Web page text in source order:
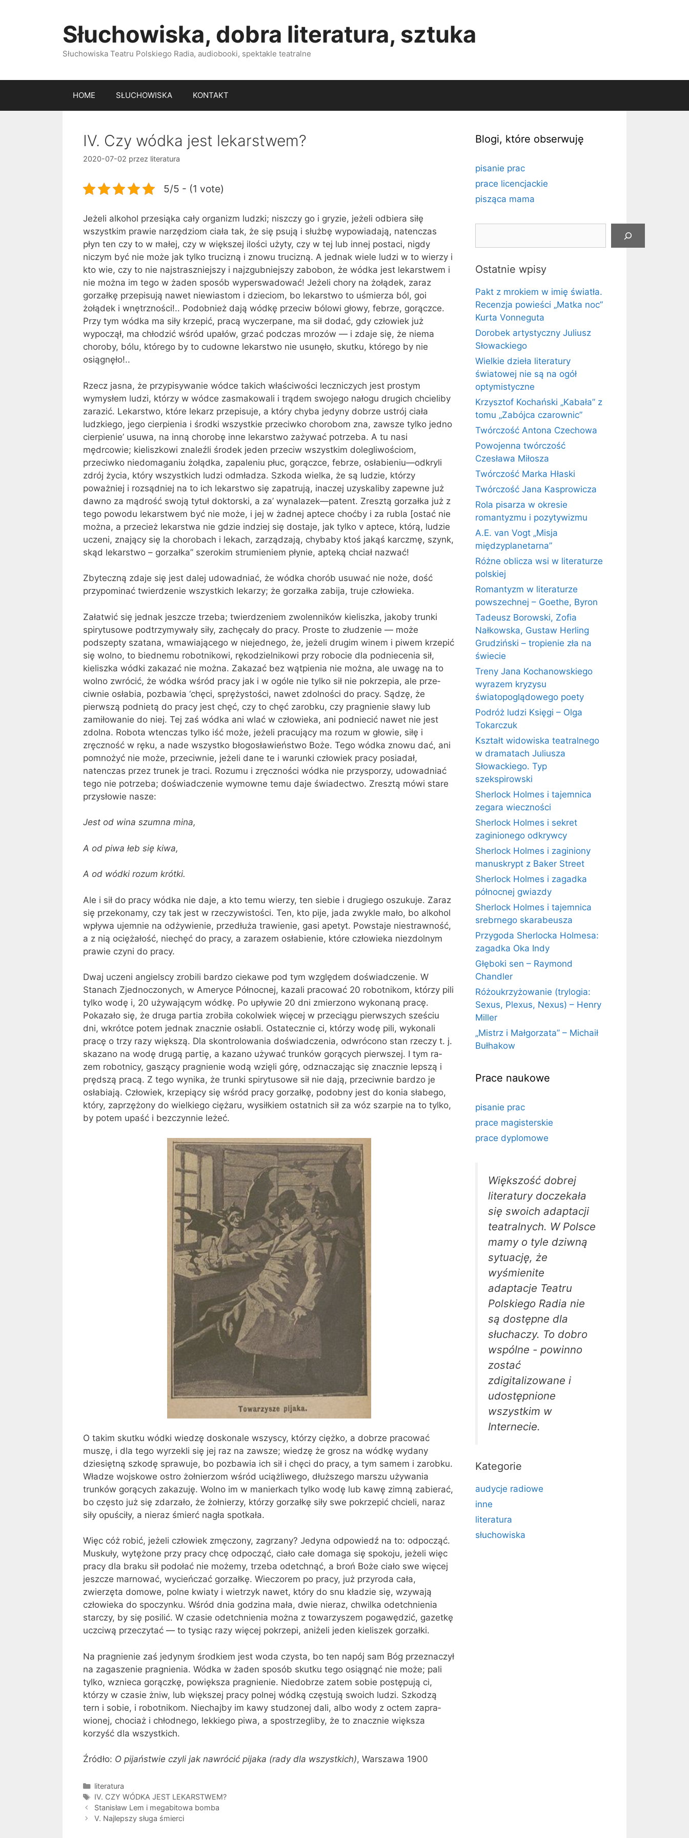
Słuchowiska, dobra literatura, sztuka
Słuchowiska Teatru Polskiego Radia, audiobooki, spektakle teatralne
HOME SŁUCHOWISKA KONTAKT
IV. Czy wódka jest lekarstwem?
2020-07-02 przez literatura
5/5 - (1 vote)
Jeżeli alkohol przesiąka cały organizm ludzki; niszczy go i gryzie, jeżeli odbiera siłę
wszystkim prawie narzędziom ciała tak, że się psują i służbę wypowiadają, natenczas
płyn ten czy to w małej, czy w większej ilości użyty, czy w tej lub innej postaci, nigdy
niczym być nie może jak tylko trucizną i znowu trucizną. A je­dnak wiele ludzi w to wierzy i
kto wie, czy to nie najstraszniejszy i najzgubniejszy zabobon, że wódka jest lekarstwem i
nie można im tego w żaden sposób wy­perswadować! Jeżeli chory na żołądek, zaraz
gorzałkę przepisują nawet niewia­stom i dzieciom, bo lekarstwo to uśmierza ból, goi
żołądek i wnętrzności!.. Podobnież dają wódkę przeciw bólowi głowy, febrze, gorączce.
Przy tym wódka ma siły krze­pić, pracą wyczerpane, ma sił dodać, gdy człowiek już
wypoczął, ma chłodzić wśród upałów, grzać podczas mrozów — i zdaje się, że niema
choroby, bólu, którego by to cudowne lekarstwo nie usunęło, skutku, którego by nie
osiągnęło!..
Rzecz jasna, że przypisywanie wódce takich właściwości leczniczych jest pro­stym
wymysłem ludzi, którzy w wódce zasmakowali i trądem swojego nałogu dru­gich chcieliby
zarazić. Lekarstwo, które lekarz przepisuje, a który chyba jedyny dobrze ustrój ciała
ludzkiego, jego cier­pienia i środki wszystkie przeciwko chorobom zna, zawsze tylko jedno
cierpienie’ usuwa, na inną chorobę inne lekarstwo zażywać potrzeba. A tu nasi
mędrcowie; kieliszkowi znaleźli środek jeden przeciw wszystkim dolegliwościom,
przeciwko nie­domaganiu żołądka, zapaleniu płuc, gorączce, febrze, osłabieniu—odkryli
zdrój życia, który wszystkich ludzi odmładza. Szkoda wielka, że są ludzie, którzy
poważniej i rozsądniej na to ich lekarstwo się zapatrują, inaczej uzyskaliby zapewne już
daw­no za mądrość swoją tytuł doktorski, a za’ wynalazek—patent. Zresztą gorzałka już z
tego powodu lekarstwem być nie może, i jej w żadnej aptece choćby i za rubla [ostać nie
można, a przecież lekarstwa nie gdzie indziej się dostaje, jak tylko v aptece, którą, ludzie
uczeni, znający się la chorobach i lekach, zarządzają, chybaby ktoś jakąś karczmę, szynk,
skąd lekarstwo – gorzałka” szerokim strumieniem płynie, apteką chciał nazwać!
Zbyteczną zdaje się jest dalej udo­wadniać, że wódka chorób usuwać nie noże, dość
przypominać twierdzenie wszystkich lekarzy; że gorzałka zabija, truje człowieka.
Załatwić się jednak jeszcze trzeba; twierdzeniem zwolenników kieliszka, ja­koby trunki
spirytusowe podtrzymywały siły, zachęcały do pracy. Proste to złudzenie — może
podszepty szatana, wma­wiającego w niejednego, że, jeżeli drugim winem i piwem krzepić
się wolno, to biednemu robotnikowi, rękodzielnikowi przy robocie dla podniecenia sił,
kieliszka wódki zakazać nie można. Zakazać bez wątpienia nie można, ale uwagę na to
wolno zwrócić, że wódka wśród pracy jak i w ogóle nie tylko sił nie pokrzepia, ale prze­
ciwnie osłabia, pozbawia ‘chęci, sprężysto­ści, nawet zdolności do pracy. Sądzę, że
pierwszą podnietą do pracy jest chęć, czy to chęć zarobku, czy pragnienie sławy lub
zamiłowanie do niej. Tej zaś wódka ani wlać w człowieka, ani podniecić na­wet nie jest
zdolna. Robota wtenczas tyl­ko iść może, jeżeli pracujący ma rozum w głowie, siłę i
zręczność w ręku, a nade wszystko błogosławieństwo Boże. Tego wódka znowu dać, ani
pomnożyć nie może, przeciwnie, jeżeli dane te i warunki czło­wiek pracy posiadał,
natenczas przez tru­nek je traci. Rozumu i zręczności wódka nie przysporzy, udowadniać
tego nie po­trzeba; doświadczenie wymowne temu daje świadectwo. Zresztą mówi stare
przysło­wie nasze:
Jest od wina szumna mina,
A od piwa łeb się kiwa,
A od wódki rozum krótki.
Ale i sił do pracy wódka nie daje, a kto temu wierzy, ten siebie i drugiego oszukuje. Zaraz
się przekonamy, czy tak jest w rzeczywistości. Ten, kto pije, jada zwykle mało, bo alkohol
wpływa ujem­nie na odżywienie, przedłuża trawienie, gasi apetyt. Powstaje niestrawność,
a z nią ociężałość, niechęć do pracy, a zarazem osłabienie, które człowieka niezdolnym
pra­wie czyni do pracy.
Dwaj uczeni angielscy zrobili bardzo ciekawe pod tym względem doświadczenie. W
Stanach Zjednoczonych, w Ameryce Północnej, kazali pracować 20 robotnikom, którzy pili
tylko wodę i, 20 używającym wódkę. Po upływie 20 dni zmierzono wy­konaną pracę.
Pokazało się, że druga partia zrobiła cokolwiek więcej w przeciągu pierwszych sześciu
dni, wkrótce potem jednak znacznie osłabli. Ostatecznie ci, któ­rzy wodę pili, wykonali
pracę o trzy razy większą. Dla skontrolowania doświadcze­nia, odwrócono stan rzeczy t. j.
skazano na wodę drugą partię, a kazano używać trunków gorących pierwszej. I tym ra­
zem robotnicy, gaszący pragnienie wodą wzięli górę, odznaczając się znacznie lep­szą i
prędszą pracą. Z tego wynika, że trunki spirytusowe sił nie dają, przeciwnie bardzo je
osłabiają. Człowiek, krzepiący się wśród pracy gorzałkę, podobny jest do konia słabego,
który, zaprzężony do wiel­kiego ciężaru, wysiłkiem ostatnich sił za wóz szarpie na to tylko,
by potem upaść i bezczynnie leżeć.
O takim skutku wódki wiedzę dosko­nale wszyscy, którzy ciężko, a dobrze pra­cować
muszę, i dla tego wyrzekli się jej raz na zawsze; wiedzę że grosz na wód­kę wydany
dziesiętną szkodę sprawuje, bo pozbawia ich sił i chęci do pracy, a tym samem i zarobku.
Władze wojskowe ostro żołnierzom wśród uciążliwego, dłuższego marszu używania
trunków gorących zaka­zuję. Wolno im w manierkach tylko wo­dę lub kawę zimną zabierać,
bo często już się zdarzało, że żołnierzy, którzy gorzałkę siły swe pokrzepić chcieli, naraz
siły opuści­ły, a nieraz śmierć nagła spotkała.
Więc cóż robić, jeżeli człowiek zmęczo­ny, zagrzany? Jedyna odpowiedź na to: odpocząć.
Muskuły, wytężone przy pracy chcę odpocząć, ciało całe domaga się spo­koju, jeżeli więc
pracy dla braku sił po­dołać nie możemy, trzeba odetchnąć, a broń Boże ciało swe więcej
jeszcze marnować, wycieńczać gorzałkę. Wieczorem po pra­cy, już przyroda cała,
zwierzęta domowe, polne kwiaty i wietrzyk nawet, który do snu kładzie się, wzywają
człowieka do spoczynku. Wśród dnia godzina mała, dwie nieraz, chwilka odetchnienia
starczy, by się posilić. W czasie odetchnienia można z towarzyszem pogawędzić, ga­zetkę
uczciwą przeczytać — to tysiąc ra­zy więcej pokrzepi, aniżeli jeden kieliszek gorzałki.
Na pragnienie zaś jedynym środkiem jest woda czysta, bo ten napój sam Bóg przeznaczył
na zagaszenie pragnienia. Wódka w żaden sposób skutku tego osią­gnąć nie może; pali
tylko, wznieca gorą­czkę, powiększa pragnienie. Niedobrze za­tem sobie postępują ci,
którzy w czasie żniw, lub większej pracy polnej wódką częstują swoich ludzi. Szkodzą
tern i so­bie, i robotnikom. Niechajby im kawy studzonej dali, albo wody z octem zapra­
wionej, chociaż i chłodnego, lekkiego pi­wa, a spostrzegliby, że to znacznie większa
korzyść dla wszystkich.
Źródło: O pijaństwie czyli jak nawrócić pijaka (rady dla wszystkich), Warszawa 1900
Kategorie
literatura
Tagi
IV. CZY WÓDKA JEST LEKARSTWEM?
Stanisław Lem i megabitowa bomba
V. Najlepszy sługa śmierci
Blogi, które obserwuję
pisanie prac
prace licencjackie
pisząca mama
Ostatnie wpisy
Pakt z mrokiem w imię światła.
Recenzja powieści „Matka noc”
Kurta Vonneguta
Dorobek artystyczny Juliusz
Słowackiego
Wielkie dzieła literatury
światowej nie są na ogół
optymistyczne
Krzysztof Kochański „Kabała” z
tomu „Zabójca czarownic”
Twórczość Antona Czechowa
Powojenna twórczość
Czesława Miłosza
Twórczość Marka Hłaski
Twórczość Jana Kasprowicza
Rola pisarza w okresie
romantyzmu i pozytywizmu
A.E. van Vogt „Misja
międzyplanetarna”
Różne oblicza wsi w literaturze
polskiej
Romantyzm w literaturze
powszechnej – Goethe, Byron
Tadeusz Borowski, Zofia
Nałkowska, Gustaw Herling
Grudziński – tropienie zła na
świecie
Treny Jana Kochanowskiego
wyrazem kryzysu
światopoglądowego poety
Podróż ludzi Księgi – Olga
Tokarczuk
Kształt widowiska teatralnego
w dramatach Juliusza
Słowackiego. Typ
szekspirowski
Sherlock Holmes i tajemnica
zegara wieczności
Sherlock Holmes i sekret
zaginionego odkrywcy
Sherlock Holmes i zaginiony
manuskrypt z Baker Street
Sherlock Holmes i zagadka
północnej gwiazdy
Sherlock Holmes i tajemnica
srebrnego skarabeusza
Przygoda Sherlocka Holmesa:
zagadka Oka Indy
Głęboki sen – Raymond
Chandler
Różoukrzyżowanie (trylogia:
Sexus, Plexus, Nexus) – Henry
Miller
„Mistrz i Małgorzata” – Michaił
Bułhakow
Prace naukowe
pisanie prac
prace magisterskie
prace dyplomowe
Większość dobrej
literatury doczekała
się swoich adaptacji
teatralnych. W Polsce
mamy o tyle dziwną
sytuację, że
wyśmienite
adaptacje Teatru
Polskiego Radia nie
są dostępne dla
słuchaczy. To dobro
wspólne - powinno
zostać
zdigitalizowane i
udostępnione
wszystkim w
Internecie.
Kategorie
audycje radiowe
inne
literatura
słuchowiska